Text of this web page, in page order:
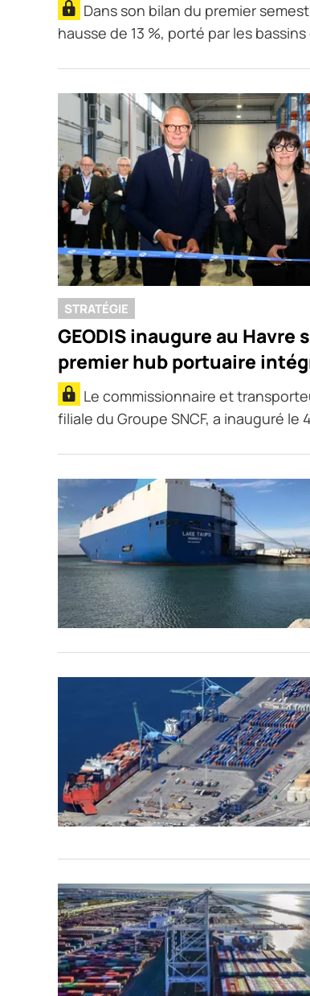
Dans son bilan du premier
hausse de 13 %, porté par les
STRATÉGIE
GEODIS inaugure au Havre
premier hub portuaire
Le commissionnaire et
filiale du Groupe SNCF, a inauguré le